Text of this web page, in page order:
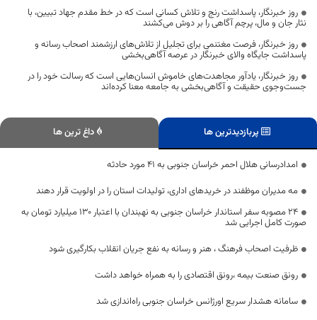
روز خبرنگار، پاسداشت رنج و تلاش کسانی است که در خط مقدم جهاد تبیین، با
نثار جان و مال، پرچم آگاهی را بر دوش می‌کشند
روز خبرنگار، فرصت مغتنمی برای تجلیل از تلاش‌های ارزشمند اصحاب رسانه و
پاسداشت جایگاه والای خبرنگار در عرصه آگاهی‌بخشی
روز خبرنگار، یادآور مجاهدت‌های خاموش انسان‌هایی است که رسالت خود را در
جست‌وجوی حقیقت و آگاهی‌بخشی به جامعه معنا کرده‌اند
پربازدیدترین ها داغ ترین ها
امدادرسانی هلال احمر خراسان جنوبی به ۴۱ مورد حادثه
مه مدیران موظفند در خریدهای اداری، تولیدات استان را در اولویت قرار دهند
۲۴ مصوبه سفر استاندار خراسان جنوبی به نهبندان با اعتبار ۱۳۰ میلیارد تومان به
صورت کامل اجرایی شد
ظرفیت اصحاب فرهنگ ، هنر و رسانه به نفع جریان انقلاب بکارگیری شود
رونق صنعت بیمه ،رونق اقتصادی را به همراه خواهد داشت
سامانه هشدار سریع اورژانس خراسان جنوبی راه‌اندازی شد